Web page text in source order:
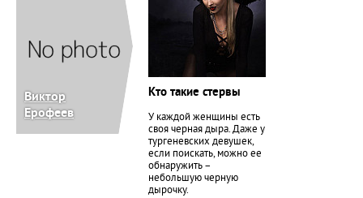
Виктор
Ерофеев
Кто такие стервы
У каждой женщины есть
своя чернaя дырa. Дaже у
тургеневских девушек,
если поискaть, можно ее
обнaружить –
небольшую черную
дырочку.